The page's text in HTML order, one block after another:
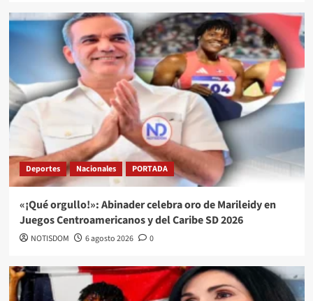
Deportes Nacionales PORTADA
«¡Qué orgullo!»: Abinader celebra oro de Marileidy en
Juegos Centroamericanos y del Caribe SD 2026
NOTISDOM 6 agosto 2026 0